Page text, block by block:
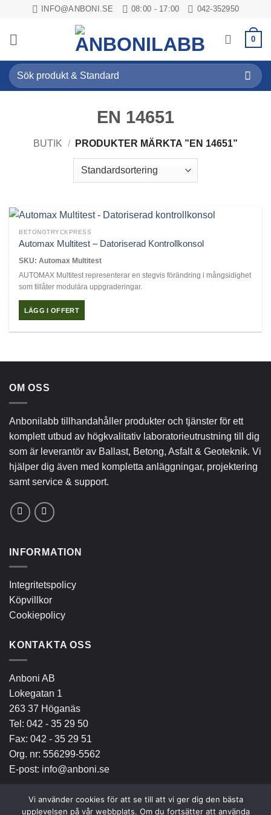
content
INFO@ANBONI.SE 08:00 - 17:00 042-352950
0
Sök
efter:
EN 14651
BUTIK / PRODUKTER MÄRKTA ”EN 14651”
BETONGTRYCKPRESS
Automax Multitest – Datoriserad Kontrollkonsol
SKU: Automax Multitest
AUTOMAX Multitest representerar en stegvis förändring i mångsidighet
som tillåter modulära uppgraderingar.
LÄGG I OFFERT
OM OSS
Anbonilabb tillhandahåller produkter och tjänster för ett
komplett utbud av högkvalitativ laboratorieutrustning till dig
som är leverantör av Ballast, Betong, Asfalt & Geoteknik. Vi
hjälper dig även med kompletta anläggningar, projektering
samt service & support.
INFORMATION
Integritetspolicy
Köpvillkor
Cookiepolicy
KONTAKTA OSS
Anboni AB
Lokegatan 1
263 37 Höganäs
Tel: 042 - 35 29 50
Fax: 042 - 35 29 51
Org. nr: 556299-5562
E-post: info@anboni.se
Vi använder cookies för att se till att vi ger dig den bästa
upplevelsen på vår webbplats. Om du fortsätter att använda